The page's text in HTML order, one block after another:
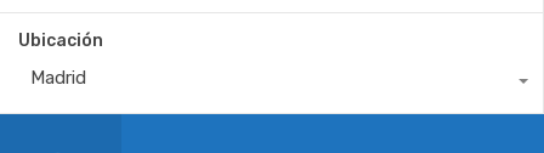
Ubicación
Madrid